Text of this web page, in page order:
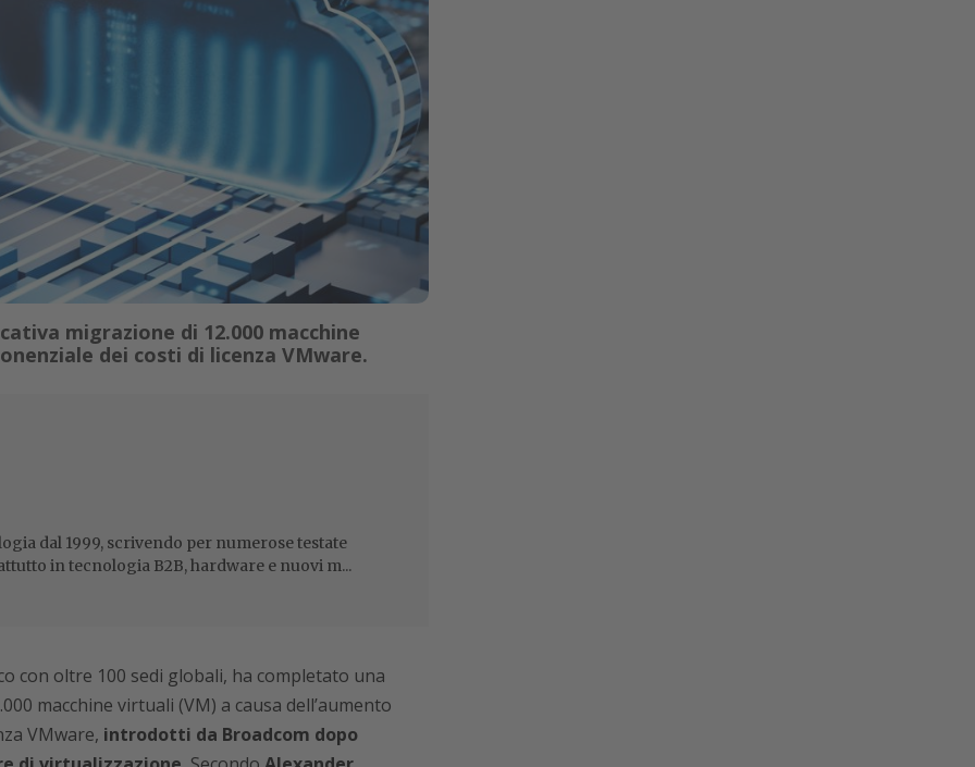
migrazione di 12.000 macchine
dei costi di licenza VMware.
dal 1999, scrivendo per numerose testate
in tecnologia B2B, hardware e nuovi m...
con oltre 100 sedi globali, ha completato una
macchine virtuali (VM) a causa dell’aumento
VMware, introdotti da Broadcom dopo